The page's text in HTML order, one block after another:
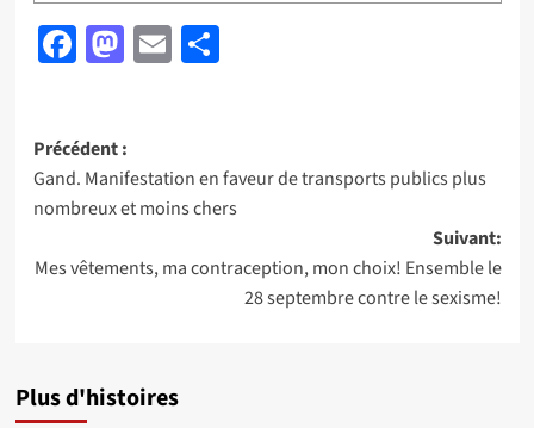
Facebook
Mastodon
EmailPartager
Navigation
d’article
Précédent :
Gand. Manifestation en faveur de transports publics plus
nombreux et moins chers
Suivant:
Mes vêtements, ma contraception, mon choix! Ensemble le
28 septembre contre le sexisme!
Plus d'histoires